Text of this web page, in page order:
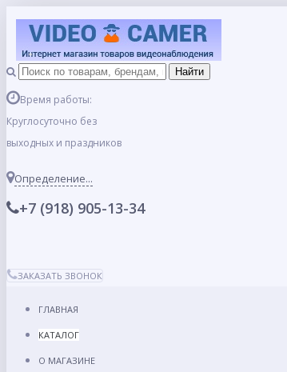
Время работы:
Круглосуточно без
выходных и праздников
Определение...
+7 (918) 905-13-34
ЗАКАЗАТЬ ЗВОНОК
ГЛАВНАЯ
КАТАЛОГ
О МАГАЗИНЕ